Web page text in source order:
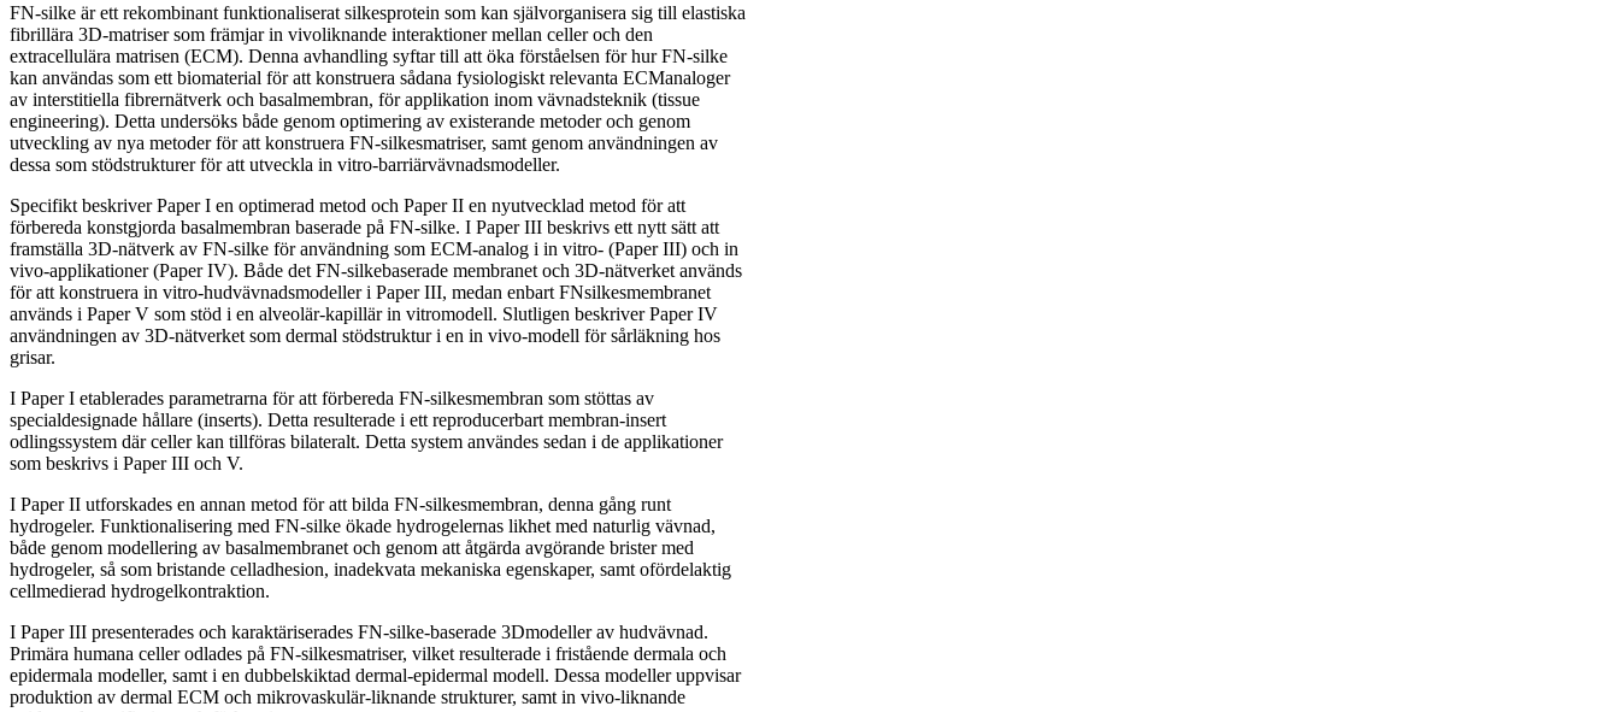
FN-silke är ett rekombinant funktionaliserat silkesprotein som kan självorganisera sig till elastiska
fibrillära 3D-matriser som främjar in vivoliknande interaktioner mellan celler och den
extracellulära matrisen (ECM). Denna avhandling syftar till att öka förståelsen för hur FN-silke
kan användas som ett biomaterial för att konstruera sådana fysiologiskt relevanta ECManaloger
av interstitiella fibrernätverk och basalmembran, för applikation inom vävnadsteknik (tissue
engineering). Detta undersöks både genom optimering av existerande metoder och genom
utveckling av nya metoder för att konstruera FN-silkesmatriser, samt genom användningen av
dessa som stödstrukturer för att utveckla in vitro-barriärvävnadsmodeller.
Specifikt beskriver Paper I en optimerad metod och Paper II en nyutvecklad metod för att
förbereda konstgjorda basalmembran baserade på FN-silke. I Paper III beskrivs ett nytt sätt att
framställa 3D-nätverk av FN-silke för användning som ECM-analog i in vitro- (Paper III) och in
vivo-applikationer (Paper IV). Både det FN-silkebaserade membranet och 3D-nätverket används
för att konstruera in vitro-hudvävnadsmodeller i Paper III, medan enbart FNsilkesmembranet
används i Paper V som stöd i en alveolär-kapillär in vitromodell. Slutligen beskriver Paper IV
användningen av 3D-nätverket som dermal stödstruktur i en in vivo-modell för sårläkning hos
grisar.
I Paper I etablerades parametrarna för att förbereda FN-silkesmembran som stöttas av
specialdesignade hållare (inserts). Detta resulterade i ett reproducerbart membran-insert
odlingssystem där celler kan tillföras bilateralt. Detta system användes sedan i de applikationer
som beskrivs i Paper III och V.
I Paper II utforskades en annan metod för att bilda FN-silkesmembran, denna gång runt
hydrogeler. Funktionalisering med FN-silke ökade hydrogelernas likhet med naturlig vävnad,
både genom modellering av basalmembranet och genom att åtgärda avgörande brister med
hydrogeler, så som bristande celladhesion, inadekvata mekaniska egenskaper, samt ofördelaktig
cellmedierad hydrogelkontraktion.
I Paper III presenterades och karaktäriserades FN-silke-baserade 3Dmodeller av hudvävnad.
Primära humana celler odlades på FN-silkesmatriser, vilket resulterade i fristående dermala och
epidermala modeller, samt i en dubbelskiktad dermal-epidermal modell. Dessa modeller uppvisar
produktion av dermal ECM och mikrovaskulär-liknande strukturer, samt in vivo-liknande